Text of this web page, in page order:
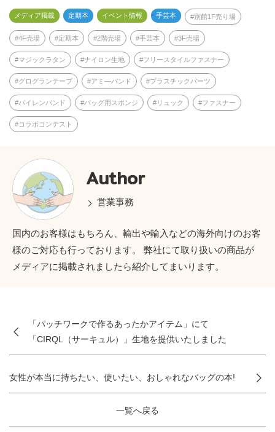
メディア掲載 定期本 イベント情報 手芸本 別館1F売り場
4F売場 定期本 2階売場 手芸本 3F売場
マジックラタン ナイロン生地 フリースタイルファスナー
グログランテープ アミ―バンド プラスチックパーツ
パイレンバンド バッグ用スポンジ リュック ファスナー
コラボコンテスト
Author
営業事務
国内のお客様はもちろん、輸出や輸入などの海外向けのお客
様のご対応も行っております。 弊社にて取り扱いの商品が
メディアに掲載されましたら紹介してまいります。
「パッチワークで作るあったかアイテム」にて
「CIRQL（サーキュル）」生地を提供いたしました
一覧へ戻る
女性が本当に持ちたい、使いたい、おしゃれなバッグの本!